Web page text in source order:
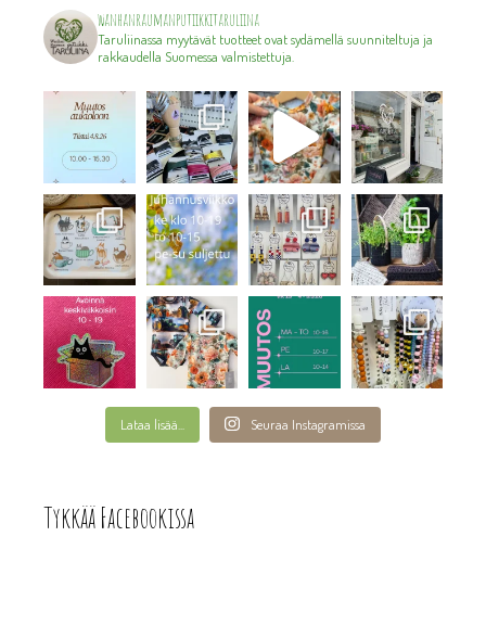
wanhanraumanputiikkitaruliina
Taruliinassa myytävät tuotteet ovat sydämellä suunniteltuja ja
rakkaudella Suomessa valmistettuja.
Lataa lisää... Seuraa Instagramissa
Tykkää Facebookissa